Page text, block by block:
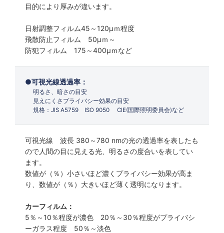
目的により厚みが違います。
日射調整フィルム45～120µｍ程度
飛散防止フィルム 50µｍ～
防犯フィルム 175～400µｍなど
可視光線透過率：
明るさ、暗さの目安
見えにくさプライバシー効果の目安
規格：JIS A5759 ISO 9050 CIE(国際照明委員会)など
可視光線 波長 380～780 nmの光の透過率を表したも
ので人間の目に見える光、明るさの度合いを表してい
ます。
数値が（％）小さいほど濃くプライバシー効果が高ま
り、数値が（％）大きいほど薄く透明になります。
カーフィルム：
5％～10％程度が濃色 20％～30％程度がプライバシ
ーガラス程度 50％～淡色